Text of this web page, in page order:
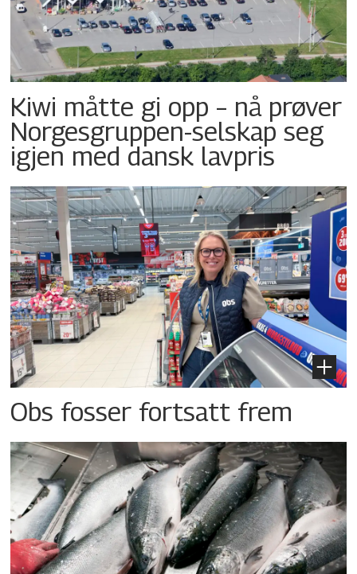
Kiwi måtte gi opp – nå prøver
Norgesgruppen-selskap seg
igjen med dansk lavpris
Obs fosser fortsatt frem